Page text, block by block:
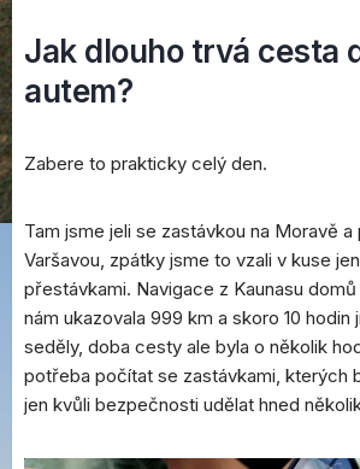
Jak dlouho trvá cesta
autem?
Zabere to prakticky celý den.
Tam jsme jeli se zastávkou na Moravě a
Varšavou, zpátky jsme to vzali v kuse
přestávkami. Navigace z Kaunasu
nám ukazovala 999 km a skoro 10 hodin
seděly, doba cesty ale byla o několik
potřeba počítat se zastávkami, kterých
jen kvůli bezpečnosti udělat hned